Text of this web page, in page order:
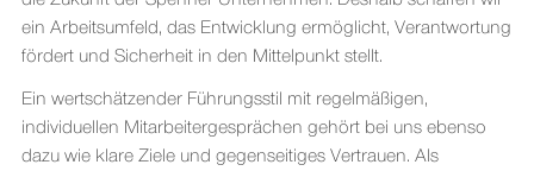
ein Arbeitsumfeld, das Entwicklung ermöglicht, Verantwortung
fördert und Sicherheit in den Mittelpunkt stellt.
Ein wertschätzender Führungsstil mit regelmäßigen,
individuellen Mitarbeitergesprächen gehört bei uns ebenso
dazu wie klare Ziele und gegenseitiges Vertrauen. Als